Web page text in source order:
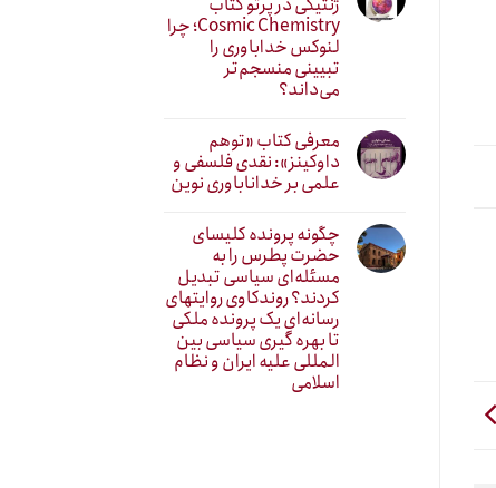
Cosmic Chemistry؛ چرا
لنوکس خداباوری را
تبیینی منسجم‌تر
می‌داند؟
معرفی کتاب «توهم
داوکینز»: نقدی فلسفی و
علمی بر خداناباوری نوین
چگونه پرونده کلیسای
حضرت پطرس را به
مسئله‌ای سیاسی تبدیل
کردند؟ روندکاوی روایتهای
رسانه‌ایِ یک پرونده ملکی
تا بهره گیری سیاسی بین
المللی علیه ایران و نظام
اسلامی